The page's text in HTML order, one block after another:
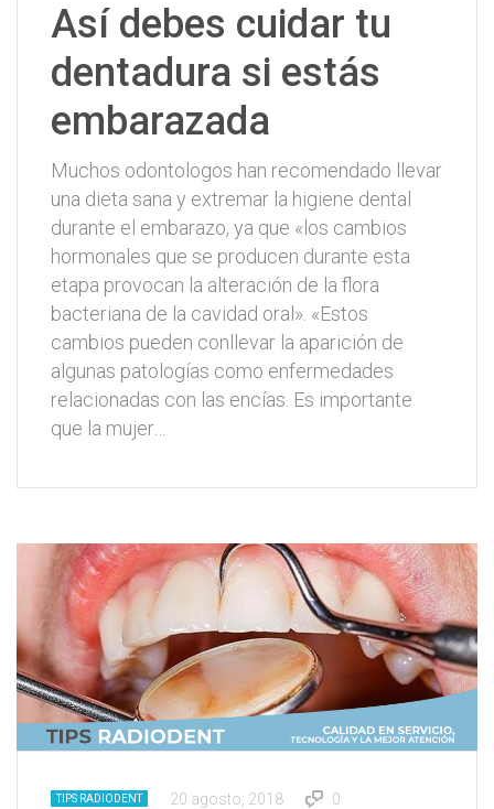
Así debes cuidar tu
dentadura si estás
embarazada
Muchos odontologos han recomendado llevar
una dieta sana y extremar la higiene dental
durante el embarazo, ya que «los cambios
hormonales que se producen durante esta
etapa provocan la alteración de la flora
bacteriana de la cavidad oral». «Estos
cambios pueden conllevar la aparición de
algunas patologías como enfermedades
relacionadas con las encías. Es importante
que la mujer…
TIPS RADIODENT 20 agosto, 2018
0